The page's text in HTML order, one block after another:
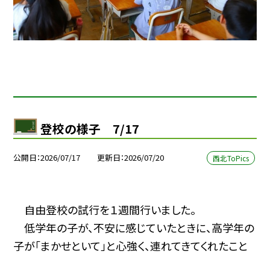
登校の様子 7/17
公開日 2026/07/17 更新日 2026/07/20 西北ToPics
自由登校の試行を１週間行いました。
低学年の子が、不安に感じていたときに、高学年の
子が「まかせといて」と心強く、連れてきてくれたこと